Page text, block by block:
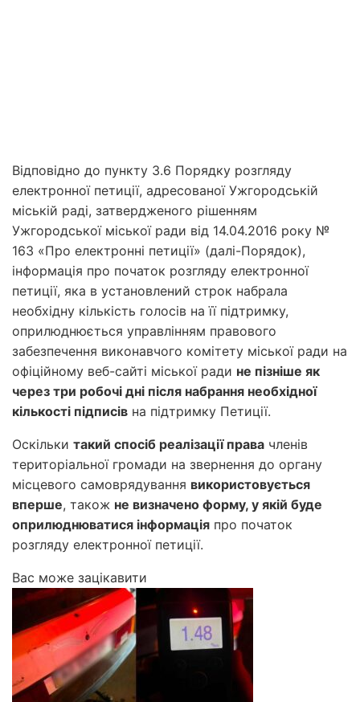
Відповідно до пункту 3.6 Порядку розгляду
електронної петиції, адресованої Ужгородській
міській раді, затвердженого рішенням
Ужгородської міської ради від 14.04.2016 року №
163 «Про електронні петиції» (далі-Порядок),
інформація про початок розгляду електронної
петиції, яка в установлений строк набрала
необхідну кількість голосів на її підтримку,
оприлюднюється управлінням правового
забезпечення виконавчого комітету міської ради на
офіційному веб-сайті міської ради не пізніше як
через три робочі дні після набрання необхідної
кількості підписів на підтримку Петиції.
Оскільки такий спосіб реалізації права членів
територіальної громади на звернення до органу
місцевого самоврядування використовується
вперше, також не визначено форму, у якій буде
оприлюднюватися інформація про початок
розгляду електронної петиції.
Вас може зацікавити